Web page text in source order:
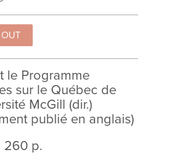
le Programme
sur le Québec de
McGill (dir.)
publié en anglais)
260 p.